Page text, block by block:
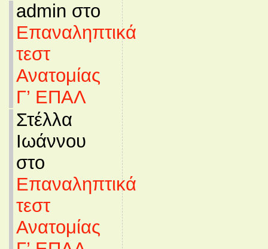
admin στο
Επαναληπτικά
τεστ
Ανατομίας
Γ’ ΕΠΑΛ
Στέλλα
Ιωάννου
στο
Επαναληπτικά
τεστ
Ανατομίας